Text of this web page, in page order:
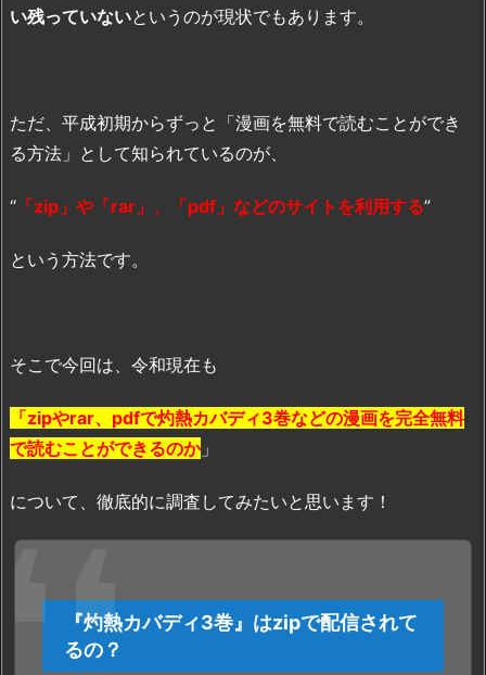
い残っていないというのが現状でもあります。
ただ、平成初期からずっと「漫画を無料で読むことができ
る方法」として知られているのが、
“ 「zip」や「rar」、「pdf」などのサイトを利用する”
という方法です。
そこで今回は、令和現在も
「zipやrar、pdfで灼熱カバディ3巻などの漫画を完全無料
で読むことができるのか」
について、徹底的に調査してみたいと思います！
『灼熱カバディ3巻』はzipで配信されて
るの？